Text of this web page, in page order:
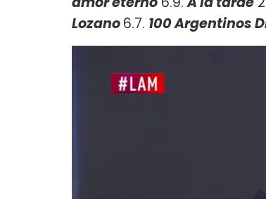
Lozano6.7. 100 Argentinos